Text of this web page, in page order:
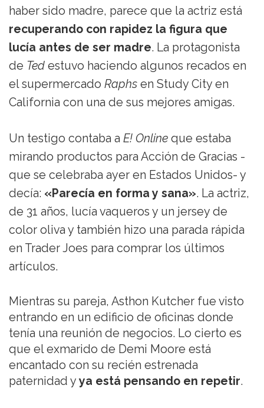
haber sido madre, parece que la actriz está
recuperando con rapidez la figura que
lucía antes de ser madre. La protagonista
de Ted estuvo haciendo algunos recados en
el supermercado Raphs en Study City en
California con una de sus mejores amigas.
Un testigo contaba a E! Online que estaba
mirando productos para Acción de Gracias -
que se celebraba ayer en Estados Unidos- y
decía: «Parecía en forma y sana». La actriz,
de 31 años, lucía vaqueros y un jersey de
color oliva y también hizo una parada rápida
en Trader Joes para comprar los últimos
artículos.
Mientras su pareja, Asthon Kutcher fue visto
entrando en un edificio de oficinas donde
tenía una reunión de negocios. Lo cierto es
que el exmarido de Demi Moore está
encantado con su recién estrenada
paternidad y ya está pensando en repetir.